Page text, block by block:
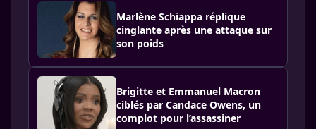
Marlène Schiappa réplique
cinglante après une attaque sur
son poids
Brigitte et Emmanuel Macron
ciblés par Candace Owens, un
complot pour l’assassiner